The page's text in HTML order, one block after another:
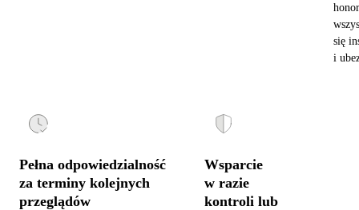
się
i
Pełna odpowiedzialność
za terminy kolejnych
przeglądów
Wsparcie
w razie
kontroli lub